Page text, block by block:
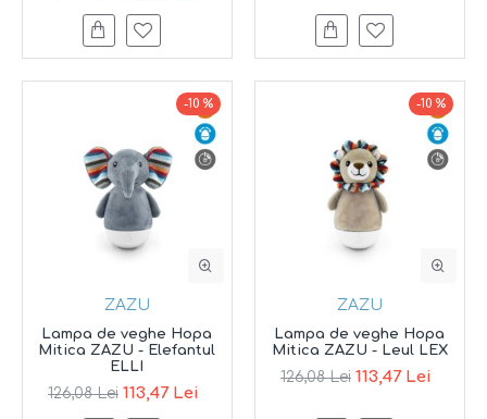
-10 %
ZAZU
Lampa de veghe Hopa
Mitica ZAZU - Elefantul
ELLI
126,08 Lei 113,47 Lei
-10 %
ZAZU
Lampa de veghe Hopa
Mitica ZAZU - Leul LEX
126,08 Lei 113,47 Lei